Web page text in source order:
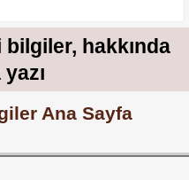
hakkında
yazı
Ana Sayfa